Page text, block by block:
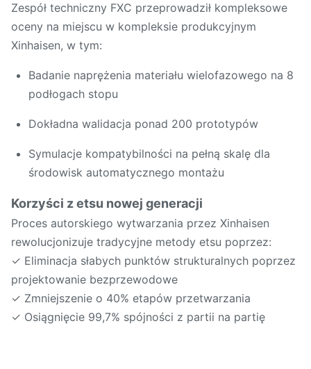
Zespół techniczny FXC przeprowadził kompleksowe
oceny na miejscu w kompleksie produkcyjnym
Xinhaisen, w tym:
Badanie naprężenia materiału wielofazowego na 8
podłogach stopu
Dokładna walidacja ponad 200 prototypów
Symulacje kompatybilności na pełną skalę dla
środowisk automatycznego montażu
Korzyści z etsu nowej generacji
Proces autorskiego wytwarzania przez Xinhaisen
rewolucjonizuje tradycyjne metody etsu poprzez:
✓ Eliminacja słabych punktów strukturalnych poprzez
projektowanie bezprzewodowe
✓ Zmniejszenie o 40% etapów przetwarzania
✓ Osiągnięcie 99,7% spójności z partii na partię